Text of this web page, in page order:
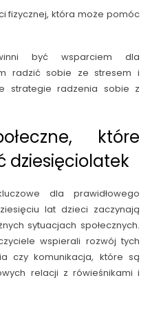
fizycznej, która może pomóc
być wsparciem dla
radzić sobie ze stresem i
strategie radzenia sobie z
które
dziesięciolatek
dla prawidłowego
lat dzieci zaczynają
sytuacjach społecznych.
wspierali rozwój tych
czy komunikacja, które są
relacji z rówieśnikami i